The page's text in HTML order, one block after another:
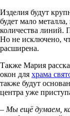
Изделия будут
будет мало
количества линий.
Но не исключено,
расширена.
Также Мария
окон для храма
также будут
центра уже
– Мы ещё думаем,